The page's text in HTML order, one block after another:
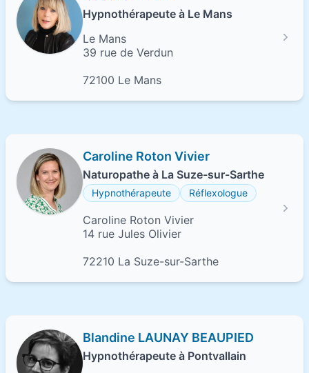
Hypnothérapeute à Le Mans
Le Mans
39 rue de Verdun
72100 Le Mans
Caroline Roton Vivier
Naturopathe à La Suze-sur-Sarthe
Hypnothérapeute Réflexologue
Caroline Roton Vivier
14 rue Jules Olivier
72210 La Suze-sur-Sarthe
Blandine LAUNAY BEAUPIED
Hypnothérapeute à Pontvallain